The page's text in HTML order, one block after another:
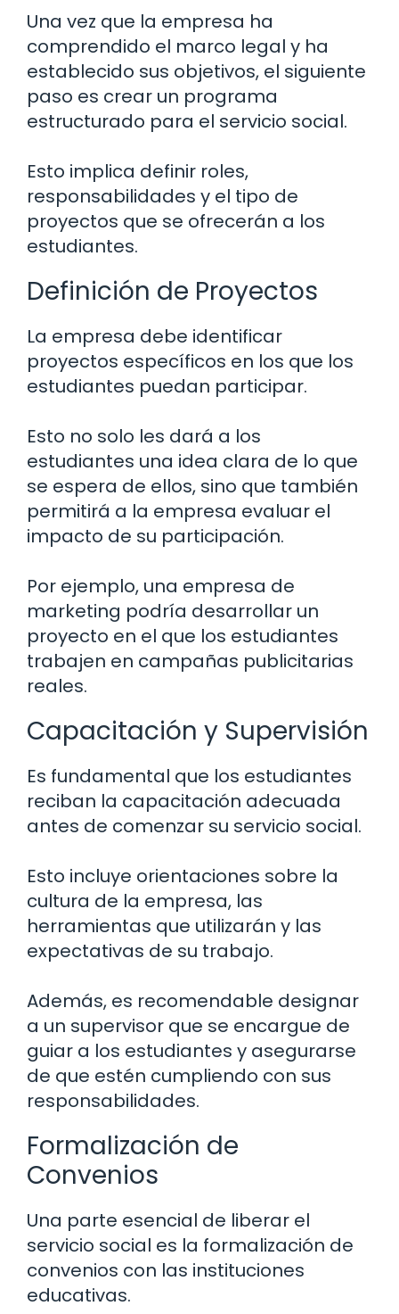
Una vez que la empresa ha
comprendido el marco legal y ha
establecido sus objetivos, el siguiente
paso es crear un programa
estructurado para el servicio social.
Esto implica definir roles,
responsabilidades y el tipo de
proyectos que se ofrecerán a los
estudiantes.
Definición de Proyectos
La empresa debe identificar
proyectos específicos en los que los
estudiantes puedan participar.
Esto no solo les dará a los
estudiantes una idea clara de lo que
se espera de ellos, sino que también
permitirá a la empresa evaluar el
impacto de su participación.
Por ejemplo, una empresa de
marketing podría desarrollar un
proyecto en el que los estudiantes
trabajen en campañas publicitarias
reales.
Capacitación y Supervisión
Es fundamental que los estudiantes
reciban la capacitación adecuada
antes de comenzar su servicio social.
Esto incluye orientaciones sobre la
cultura de la empresa, las
herramientas que utilizarán y las
expectativas de su trabajo.
Además, es recomendable designar
a un supervisor que se encargue de
guiar a los estudiantes y asegurarse
de que estén cumpliendo con sus
responsabilidades.
Formalización de
Convenios
Una parte esencial de liberar el
servicio social es la formalización de
convenios con las instituciones
educativas.